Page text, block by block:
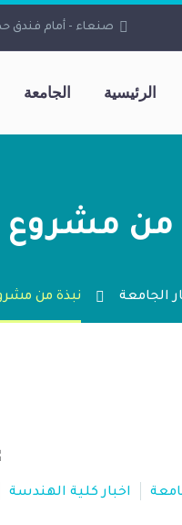
صنعاء - أمام فندق
الرئيسية الجامعة
من مشروع
الجامعة نبذة من
اخبار كلية الهندسة